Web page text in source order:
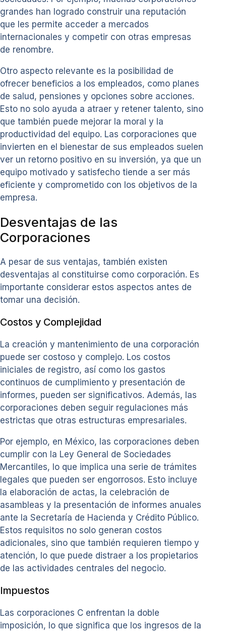
grandes han logrado construir una reputación
que les permite acceder a mercados
internacionales y competir con otras empresas
de renombre.
Otro aspecto relevante es la posibilidad de
ofrecer beneficios a los empleados, como planes
de salud, pensiones y opciones sobre acciones.
Esto no solo ayuda a atraer y retener talento, sino
que también puede mejorar la moral y la
productividad del equipo. Las corporaciones que
invierten en el bienestar de sus empleados suelen
ver un retorno positivo en su inversión, ya que un
equipo motivado y satisfecho tiende a ser más
eficiente y comprometido con los objetivos de la
empresa.
Desventajas de las
Corporaciones
A pesar de sus ventajas, también existen
desventajas al constituirse como corporación. Es
importante considerar estos aspectos antes de
tomar una decisión.
Costos y Complejidad
La creación y mantenimiento de una corporación
puede ser costoso y complejo. Los costos
iniciales de registro, así como los gastos
continuos de cumplimiento y presentación de
informes, pueden ser significativos. Además, las
corporaciones deben seguir regulaciones más
estrictas que otras estructuras empresariales.
Por ejemplo, en México, las corporaciones deben
cumplir con la Ley General de Sociedades
Mercantiles, lo que implica una serie de trámites
legales que pueden ser engorrosos. Esto incluye
la elaboración de actas, la celebración de
asambleas y la presentación de informes anuales
ante la Secretaría de Hacienda y Crédito Público.
Estos requisitos no solo generan costos
adicionales, sino que también requieren tiempo y
atención, lo que puede distraer a los propietarios
de las actividades centrales del negocio.
Impuestos
Las corporaciones C enfrentan la doble
imposición, lo que significa que los ingresos de la